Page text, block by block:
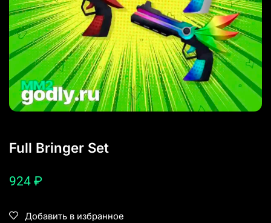
Full Bringer Set
924 ₽
Добавить в избранное